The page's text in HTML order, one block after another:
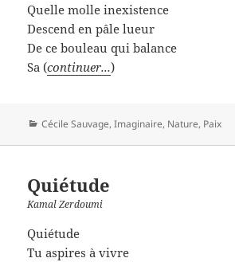
Quelle molle inexistence
Descend en pâle lueur
De ce bouleau qui balance
Sa (continuer...)
Catégories
Cécile Sauvage,Imaginaire, Nature, Paix
Quiétude
Kamal Zerdoumi
Quiétude
Tu aspires à vivre